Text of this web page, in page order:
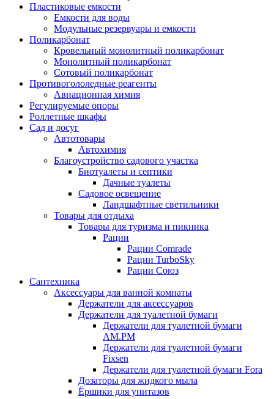
Пластиковые емкости
Емкости для воды
Модульные резервуары и емкости
Поликарбонат
Кровельный монолитный поликарбонат
Монолитный поликарбонат
Сотовый поликарбонат
Противогололедные реагенты
Авиационная химия
Регулируемые опоры
Роллетные шкафы
Сад и досуг
Автотовары
Автохимия
Благоустройство садового участка
Биотуалеты и септики
Дачные туалеты
Садовое освещение
Ландшафтные светильники
Товары для отдыха
Товары для туризма и пикника
Рации
Рации Comrade
Рации TurboSky
Рации Союз
Сантехника
Аксессуары для ванной комнаты
Держатели для аксессуаров
Держатели для туалетной бумаги
Держатели для туалетной бумаги
AM.PM
Держатели для туалетной бумаги
Fixsen
Держатели для туалетной бумаги Fora
Дозаторы для жидкого мыла
Ёршики для унитазов